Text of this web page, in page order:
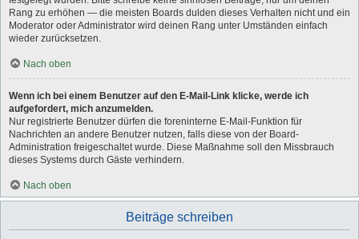
Rang zu erhöhen — die meisten Boards dulden dieses Verhalten nicht und ein
Moderator oder Administrator wird deinen Rang unter Umständen einfach
wieder zurücksetzen.
Nach oben
Wenn ich bei einem Benutzer auf den E-Mail-Link klicke, werde ich
aufgefordert, mich anzumelden.
Nur registrierte Benutzer dürfen die foreninterne E-Mail-Funktion für
Nachrichten an andere Benutzer nutzen, falls diese von der Board-
Administration freigeschaltet wurde. Diese Maßnahme soll den Missbrauch
dieses Systems durch Gäste verhindern.
Nach oben
Beiträge schreiben